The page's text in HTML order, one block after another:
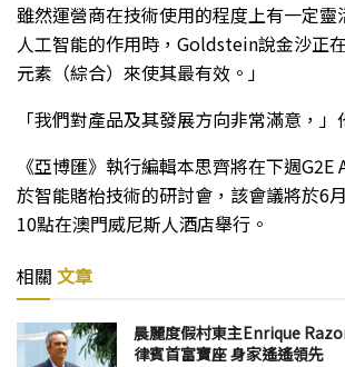
雖然運營商在技術使用的程度上有一定靈
人工智能的作用時，Goldstein說金沙正
元素（綜合）來使其最有效。」
「我們對產品及其發展方向非常滿意，」
《亞博匯》執行編輯本思齊將在下週G2E
於智能賭枱技術的研討會，該會議將於6
10點在澳門威尼斯人酒店舉行。
相關 文章
晨麗度假村東主Enrique
律賓首富寶座 身家遙遙領先